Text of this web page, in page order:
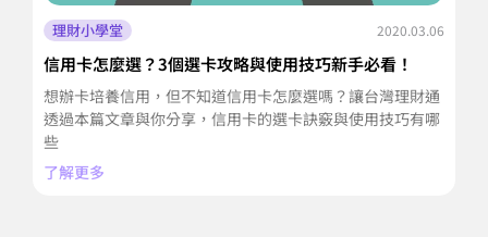
理財小學堂 2020.03.06
信用卡怎麼選？3個選卡攻略與使用技巧新手必看！
想辦卡培養信用，但不知道信用卡怎麼選嗎？讓台灣理財通
透過本篇文章與你分享，信用卡的選卡訣竅與使用技巧有哪
些
了解更多